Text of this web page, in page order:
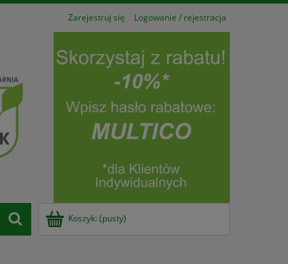
Zarejestruj się Logowanie / rejestracja
Koszyk: (pusty)